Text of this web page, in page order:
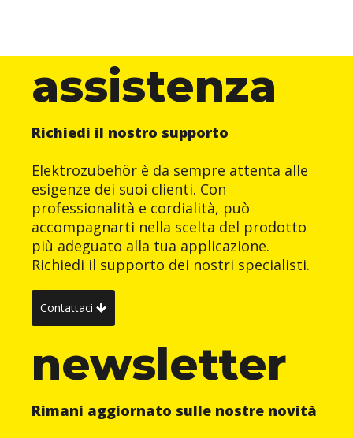
assistenza
Richiedi il nostro supporto
Elektrozubehör è da sempre attenta alle
esigenze dei suoi clienti. Con
professionalità e cordialità, può
accompagnarti nella scelta del prodotto
più adeguato alla tua applicazione.
Richiedi il supporto dei nostri specialisti.
Contattaci
newsletter
Rimani aggiornato sulle nostre novità